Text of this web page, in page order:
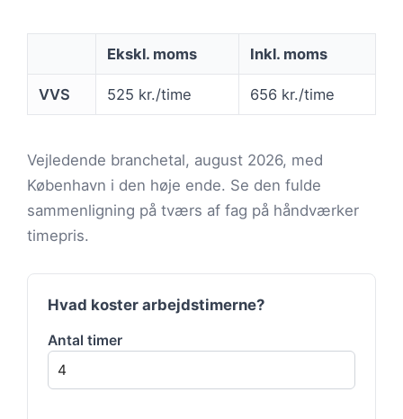
Ekskl. moms Inkl. moms
VVS 525 kr./time 656 kr./time
Vejledende branchetal, august 2026, med
København i den høje ende. Se den fulde
sammenligning på tværs af fag på håndværker
timepris.
Hvad koster arbejdstimerne?
Antal timer